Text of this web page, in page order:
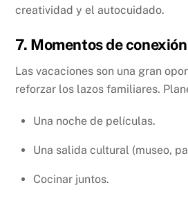
creatividad y el autocuidado.
7. Momentos de
Las vacaciones son una gran
reforzar los lazos familiares.
Una noche de películas.
Una salida cultural (museo,
Cocinar juntos.